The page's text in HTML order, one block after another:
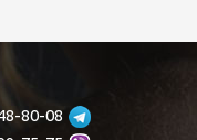
80-08